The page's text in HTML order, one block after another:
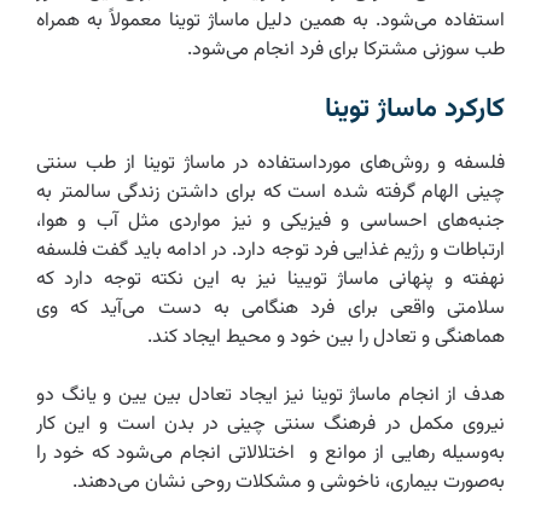
استفاده می‌شود. به همین دلیل ماساژ توینا معمولاً به همراه
طب سوزنی مشترکا برای فرد انجام می‌شود.
کارکرد ماساژ توینا
فلسفه و روش‌های مورداستفاده در ماساژ توینا از طب سنتی
چینی الهام گرفته شده است که برای داشتن زندگی سالمتر به
جنبه‌های احساسی و فیزیکی و نیز مواردی مثل آب و هوا،
ارتباطات و رژیم غذایی فرد توجه دارد. در ادامه باید گفت فلسفه
نهفته و پنهانی ماساژ تویینا نیز به این نکته توجه دارد که
سلامتی واقعی برای فرد هنگامی به دست می‌آید که وی
هماهنگی و تعادل را بین خود و محیط ایجاد کند.
هدف از انجام ماساژ توینا نیز ایجاد تعادل بین یین و یانگ دو
نیروی مکمل در فرهنگ سنتی چینی در بدن است و این کار
به‌وسیله رهایی از موانع و اختلالاتی انجام می‌شود که خود را
به‌صورت بیماری، ناخوشی و مشکلات روحی نشان می‌دهند.